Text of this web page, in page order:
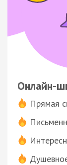
Онлайн-
Прямая